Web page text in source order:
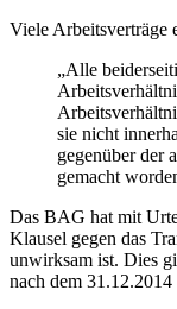
Viele Arbeitsverträge
„Alle
sie nicht
gegenüber der
gemacht
Das BAG hat mit
Klausel gegen das
unwirksam ist. Dies
nach dem 31.12.2014